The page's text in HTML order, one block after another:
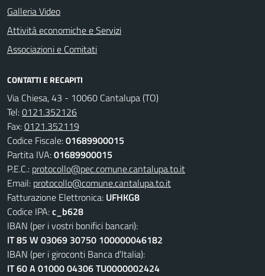
Galleria Video
Attività economiche e Servizi
Associazioni e Comitati
CONTATTI E RECAPITI
Via Chiesa, 43 - 10060 Cantalupa (TO)
Tel:0121.352126
Fax:0121.352119
Codice Fiscale:01689900015
Partita IVA:01689900015
P.E.C.: protocollo@pec.comune.cantalupa.to.it
Email: protocollo@comune.cantalupa.to.it
Fatturazione Elettronica: UFHKG8
Codice IPA:c_b628
IBAN (per i vostri bonifici bancari):
IT 85 W 03069 30750 100000046182
IBAN (per i giroconti Banca d’Italia):
IT 60 A 01000 04306 TU0000002424